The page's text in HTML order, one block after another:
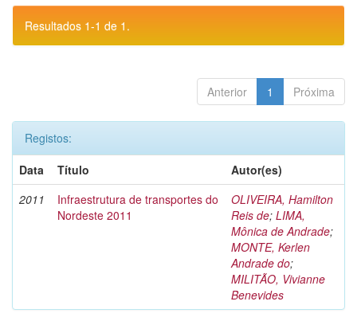
Resultados 1-1 de 1.
Anterior 1 Próxima
Registos:
Data
Título
Autor(es)
2011
Infraestrutura de transportes do
Nordeste 2011
OLIVEIRA, Hamilton
Reis de; LIMA,
Mônica de Andrade;
MONTE, Kerlen
Andrade do;
MILITÃO, Vivianne
Benevides